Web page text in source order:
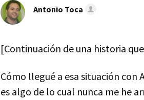
Antonio Toca
[Continuación de una historia
Cómo llegué a esa situación con
es algo de lo cual nunca me he